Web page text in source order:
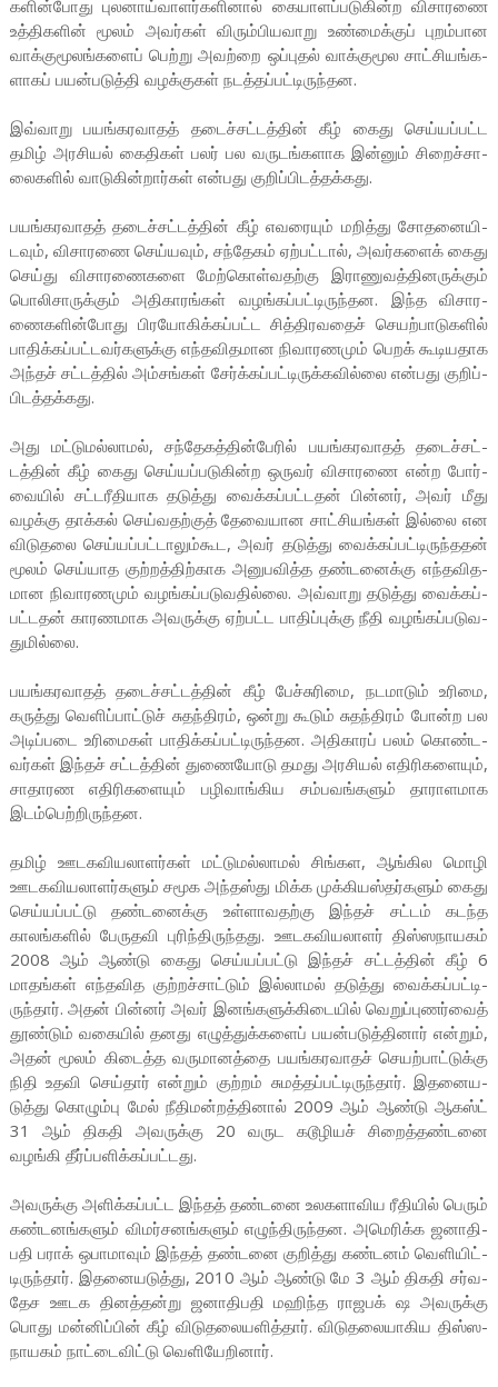
க­ளின்­போது புல­னாய்­வா­ளர்­க­ளினால் கையா­ளப்­ப­டு­கின்ற விசா­ரணை
உத்­தி­களின் மூலம் அவர்கள் விரும்­பி­ய­வாறு உண்­மைக்குப் புறம்­பான
வாக்­கு­மூ­லங்­களைப் பெற்று அவற்றை ஒப்­புதல் வாக்­கு­மூல சாட்­சி­யங்­க­
ளாகப் பயன்­ப­டுத்தி வழக்­குகள் நடத்­தப்­பட்­டி­ருந்­தன.
இவ்­வாறு பயங்­க­ர­வாதத் தடைச்­சட்­டத்தின் கீழ் கைது செய்­யப்­பட்ட
தமிழ் அர­சியல் கைதிகள் பலர் பல வரு­டங்­க­ளாக இன்னும் சிறைச்­சா­
லை­களில் வாடு­கின்­றார்கள் என்­பது குறிப்­பி­டத்­தக்­கது.
பயங்­க­ர­வாதத் தடைச்­சட்­டத்தின் கீழ் எவ­ரையும் மறித்து சோத­னை­யி­
டவும், விசா­ரணை செய்­யவும், சந்­தேகம் ஏற்­பட்டால், அவர்­களைக் கைது
செய்து விசா­ர­ணை­களை மேற்­கொள்­வ­தற்கு இரா­ணு­வத்­தி­ன­ருக்கும்
பொலி­சா­ருக்கும் அதி­கா­ரங்கள் வழங்­கப்­பட்­டி­ருந்­தன. இந்த விசா­ர­
ணை­க­ளின்­போது பிர­யோ­கிக்­கப்­பட்ட சித்­தி­ர­வதைச் செயற்­பா­டு­களில்
பாதிக்­கப்­பட்­ட­வர்­க­ளுக்கு எந்­த­வி­த­மான நிவா­ர­ணமும் பெறக் கூடி­ய­தாக
அந்தச் சட்­டத்தில் அம்­சங்கள் சேர்க்­கப்­பட்­டி­ருக்­க­வில்லை என்­பது குறிப்­
பி­டத்­தக்­கது.
அது மட்­டு­மல்­லாமல், சந்­தே­கத்­தின்­பேரில் பயங்­க­ர­வாதத் தடைச்­சட்­
டத்தின் கீழ் கைது செய்­யப்­ப­டு­கின்ற ஒருவர் விசா­ரணை என்ற போர்­
வையில் சட்­ட­ரீ­தி­யாக தடுத்து வைக்­கப்­பட்­டதன் பின்னர், அவர் மீது
வழக்கு தாக்கல் செய்­வ­தற்குத் தேவை­யான சாட்­சி­யங்கள் இல்லை என
விடு­தலை செய்­யப்­பட்­டா­லும்­கூட, அவர் தடுத்து வைக்­கப்­பட்­டி­ருந்­ததன்
மூலம் செய்­யாத குற்­றத்­திற்­காக அனு­ப­வித்த தண்­ட­னைக்கு எந்­த­வி­த­
மான நிவா­ர­ணமும் வழங்­கப்­ப­டு­வ­தில்லை. அவ்­வாறு தடுத்து வைக்­கப்­
பட்­டதன் கார­ண­மாக அவ­ருக்கு ஏற்­பட்ட பாதிப்­புக்கு நீதி வழங்­கப்­ப­டு­வ­
து­மில்லை.
பயங்­க­ர­வாதத் தடைச்­சட்­டத்தின் கீழ் பேச்­சு­ரிமை, நட­மாடும் உரிமை,
கருத்து வெளிப்­பாட்டுச் சுதந்­திரம், ஒன்று கூடும் சுதந்­திரம் போன்ற பல
அடிப்­படை உரி­மைகள் பாதிக்­கப்­பட்­டி­ருந்­தன. அதி­காரப் பலம் கொண்­ட­
வர்கள் இந்தச் சட்­டத்தின் துணை­யோடு தமது அர­சியல் எதி­ரி­க­ளையும்,
சாதா­ரண எதி­ரி­க­ளையும் பழி­வாங்­கிய சம்­ப­வங்­களும் தாரா­ள­மாக
இடம்­பெற்­றி­ருந்­தன.
தமிழ் ஊட­க­வி­ய­லா­ளர்கள் மட்­டு­மல்­லாமல் சிங்­கள, ஆங்­கில மொழி
ஊட­க­வி­ய­லா­ளர்­களும் சமூக அந்­தஸ்து மிக்க முக்­கி­யஸ்­தர்­களும் கைது
செய்­யப்­பட்டு தண்­ட­னைக்கு உள்­ளா­வ­தற்கு இந்தச் சட்டம் கடந்த
காலங்­களில் பேரு­தவி புரிந்­தி­ருந்­தது. ஊட­க­வி­ய­லாளர் திஸ்­ஸ­நா­யகம்
2008 ஆம் ஆண்டு கைது செய்­யப்­பட்டு இந்தச் சட்­டத்தின் கீழ் 6
மாதங்கள் எந்­த­வித குற்­றச்­சாட்டும் இல்­லாமல் தடுத்து வைக்­கப்­பட்­டி­
ருந்தார். அதன் பின்னர் அவர் இனங்­க­ளுக்­கி­டையில் வெறுப்­பு­ணர்வைத்
தூண்டும் வகையில் தனது எழுத்­துக்­களைப் பயன்­ப­டுத்­தினார் என்றும்,
அதன் மூலம் கிடைத்த வரு­மா­னத்தை பயங்­க­ர­வாதச் செயற்­பாட்­டுக்கு
நிதி உதவி செய்தார் என்றும் குற்றம் சுமத்­தப்­பட்­டி­ருந்தார். இத­னை­ய­
டுத்து கொழும்பு மேல் நீதி­மன்­றத்­தினால் 2009 ஆம் ஆண்டு ஆகஸ்ட்
31 ஆம் திகதி அவ­ருக்கு 20 வருட கடூ­ழியச் சிறைத்­தண்­டனை
வழங்கி தீர்ப்­ப­ளிக்­கப்­பட்­டது.
அவ­ருக்கு அளிக்­கப்­பட்ட இந்தத் தண்­டனை உல­க­ளா­விய ரீதியில் பெரும்
கண்­ட­னங்­களும் விமர்­ச­னங்­களும் எழுந்­தி­ருந்­தன. அமெ­ரிக்க ஜனா­தி­
பதி பராக் ஒபா­மாவும் இந்தத் தண்­டனை குறித்து கண்­டனம் வெளி­யிட்­
டிருந்தார். இத­னை­ய­டுத்து, 2010 ஆம் ஆண்டு மே 3 ஆம் திகதி சர்­வ­
தேச ஊடக தினத்­தன்று ஜனா­தி­பதி மஹிந்த ராஜ­பக் ஷ அவ­ருக்கு
பொது மன்­னிப்பின் கீழ் விடு­த­லை­ய­ளித்தார். விடு­த­லை­யா­கிய திஸ்­ஸ­
நா­யகம் நாட்­டை­விட்டு வெளி­யே­றினார்.